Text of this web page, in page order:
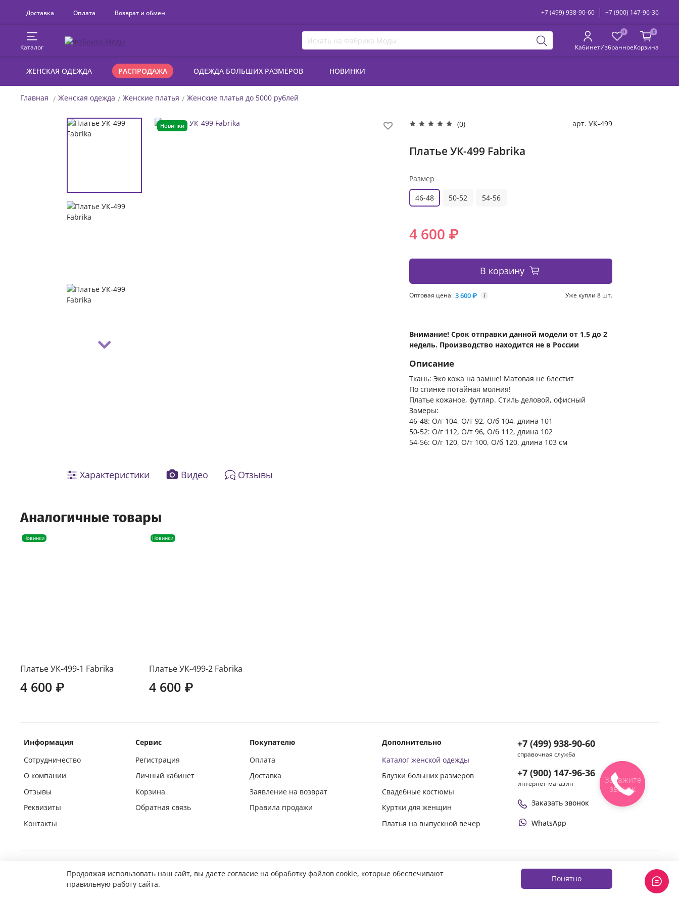
Доставка Оплата Возврат и обмен +7 (499) 938-90-60 +7 (900) 147-96-36
Каталог Кабинет
0
Избранное
0
Корзина
ЖЕНСКАЯ ОДЕЖДА РАСПРОДАЖА ОДЕЖДА БОЛЬШИХ РАЗМЕРОВ НОВИНКИ
Главная Женская одежда Женские платья Женские платья до 5000 рублей
Новинки (0) арт. УК-499
Платье УК-499 Fabrika
Размер
46-48
50-52 54-56
4 600 ₽
В корзину
Оптовая цена: 3 600 ₽ i Уже купли 8 шт.
Внимание! Срок отправки данной модели от 1,5 до 2
недель. Производство находится не в России
Описание
Ткань: Эко кожа на замше! Матовая не блестит
По спинке потайная молния!
Платье кожаное, футляр. Стиль деловой, офисный
Замеры:
46-48: О/г 104, О/т 92, О/б 104, длина 101
50-52: О/г 112, О/т 96, О/б 112, длина 102
54-56: О/г 120, О/т 100, О/б 120, длина 103 см
Характеристики Видео Отзывы
Аналогичные товары
Новинки
Платье УК-499-1 Fabrika
4 600 ₽
Новинки
Платье УК-499-2 Fabrika
4 600 ₽
Информация
Сотрудничество
О компании
Отзывы
Реквизиты
Контакты
Сервис
Регистрация
Личный кабинет
Корзина
Обратная связь
Покупателю
Оплата
Доставка
Заявление на возврат
Правила продажи
Дополнительно
Каталог женской одежды
Блузки больших размеров
Свадебные костюмы
Куртки для женщин
Платья на выпускной вечер
+7 (499) 938-90-60
справочная служба
+7 (900) 147-96-36
интернет-магазин
Заказать звонок
WhatsApp
Покупай на маркетплейсах вместе с нами Подпишись и следи за новинками в социальных сетях Оплачивай покупки удобным способом
Продолжая использовать наш сайт, вы даете согласие на обработку файлов cookie, которые обеспечивают
правильную работу сайта.
Понятно
Закажите
звонок